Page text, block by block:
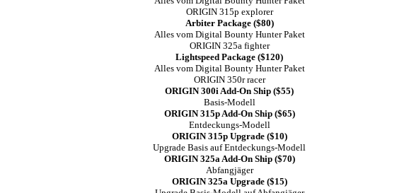
ORIGIN 315p explorer
Arbiter Package ($80)
Alles vom Digital Bounty Hunter Paket
ORIGIN 325a fighter
Lightspeed Package ($120)
Alles vom Digital Bounty Hunter Paket
ORIGIN 350r racer
ORIGIN 300i Add-On Ship ($55)
Basis-Modell
ORIGIN 315p Add-On Ship ($65)
Entdeckungs-Modell
ORIGIN 315p Upgrade ($10)
Upgrade Basis auf Entdeckungs-Modell
ORIGIN 325a Add-On Ship ($70)
Abfangjäger
ORIGIN 325a Upgrade ($15)